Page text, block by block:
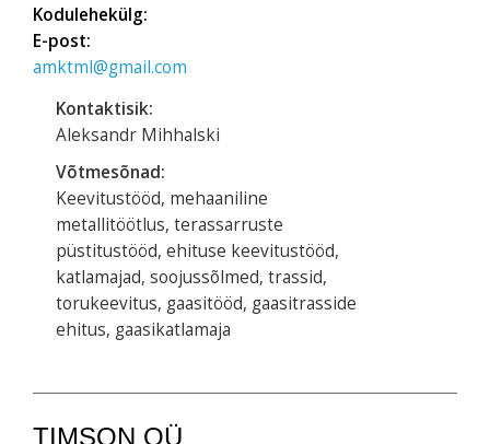
Kodulehekülg:
E-post:
amktml@gmail.com
Kontaktisik:
Aleksandr Mihhalski
Võtmesõnad:
Keevitustööd, mehaaniline
metallitöötlus, terassarruste
püstitustööd, ehituse keevitustööd,
katlamajad, soojussõlmed, trassid,
torukeevitus, gaasitööd, gaasitrasside
ehitus, gaasikatlamaja
TIMSON OÜ